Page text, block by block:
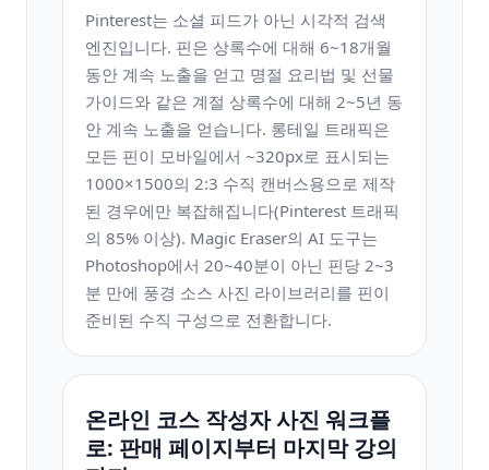
Pinterest는 소셜 피드가 아닌 시각적 검색
엔진입니다. 핀은 상록수에 대해 6~18개월
동안 계속 노출을 얻고 명절 요리법 및 선물
가이드와 같은 계절 상록수에 대해 2~5년 동
안 계속 노출을 얻습니다. 롱테일 트래픽은
모든 핀이 모바일에서 ~320px로 표시되는
1000×1500의 2:3 수직 캔버스용으로 제작
된 경우에만 복잡해집니다(Pinterest 트래픽
의 85% 이상). Magic Eraser의 AI 도구는
Photoshop에서 20~40분이 아닌 핀당 2~3
분 만에 풍경 소스 사진 라이브러리를 핀이
준비된 수직 구성으로 전환합니다.
온라인 코스 작성자 사진 워크플
로: 판매 페이지부터 마지막 ​​강의